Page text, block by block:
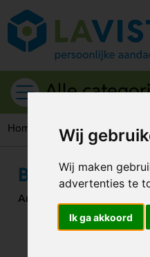
Wij
Wij maken
advertenties te
Ik ga akkoord
Alle
Home Outdoor artikelen
Bluestorm
Artikelnummer: